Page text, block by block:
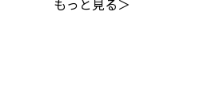
もっと見る＞